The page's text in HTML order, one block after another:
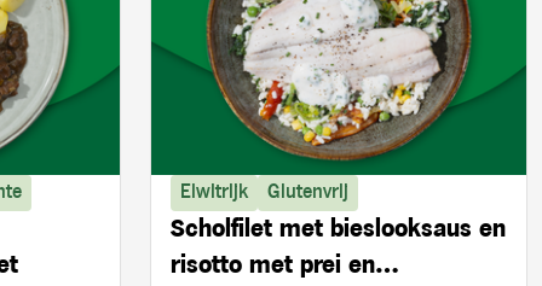
Eiwitrijk Glutenvrij
Scholfilet met bieslooksaus en
risotto met prei en